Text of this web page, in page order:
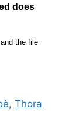
,Thora